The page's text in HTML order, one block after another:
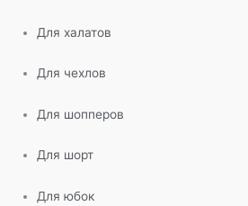
Для халатов
Для чехлов
Для шопперов
Для шорт
Для юбок